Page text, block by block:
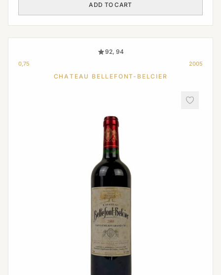
ADD TO CART
92, 94
0,75 2005
CHATEAU BELLEFONT-BELCIER